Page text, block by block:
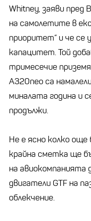
Whitney, заяви пред
на самолетите в
приоритет“ и че се
капацитет. Той
тримесечие
A320neo са
миналата година и
продължи.
Не е ясно колко
крайна сметка ще
на авиокомпанията
двигатели GTF на
облекчение.